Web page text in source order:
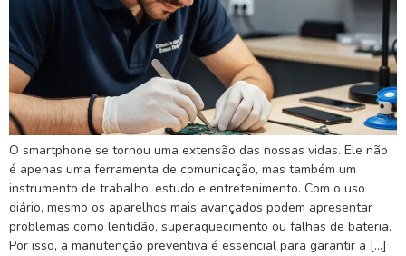
O smartphone se tornou uma extensão das nossas vidas. Ele não
é apenas uma ferramenta de comunicação, mas também um
instrumento de trabalho, estudo e entretenimento. Com o uso
diário, mesmo os aparelhos mais avançados podem apresentar
problemas como lentidão, superaquecimento ou falhas de bateria.
Por isso, a manutenção preventiva é essencial para garantir a […]